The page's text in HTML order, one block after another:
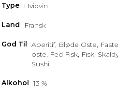
Type Hvidvin
Land Fransk
God Til Aperitif, Bløde Oste, Faste
oste, Fed Fisk, Fisk,
Sushi
Alkohol 13 %